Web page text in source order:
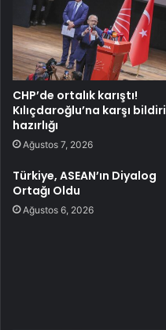
CHP’de ortalık karıştı!
Kılıçdaroğlu’na karşı bildiri
hazırlığı
Ağustos 7, 2026
Türkiye, ASEAN’ın Diyalog
Ortağı Oldu
Ağustos 6, 2026